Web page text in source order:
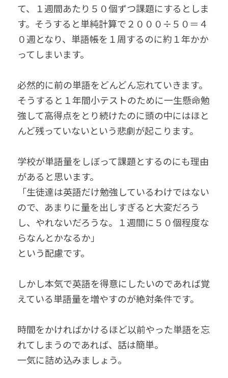
て、１週間あたり５０個ずつ課題にするとしま
す。そうすると単純計算で２０００÷５０＝４
０週となり、単語帳を１周するのに約１年かか
ってしまいます。
必然的に前の単語をどんどん忘れていきます。
そうすると１年間小テストのために一生懸命勉
強して高得点をとり続けたのに頭の中にはほと
んど残っていないという悲劇が起こります。
学校が単語量をしぼって課題とするのにも理由
があると思います。
「生徒達は英語だけ勉強しているわけではない
ので、あまりに量を出しすぎると大変だろう
し、やれないだろうな。１週間に５０個程度な
らなんとかなるか」
という配慮です。
しかし本気で英語を得意にしたいのであれば覚
えている単語量を増やすのが絶対条件です。
時間をかければかけるほど以前やった単語を忘
れてしまうのであれば、話は簡単。
一気に詰め込みましょう。